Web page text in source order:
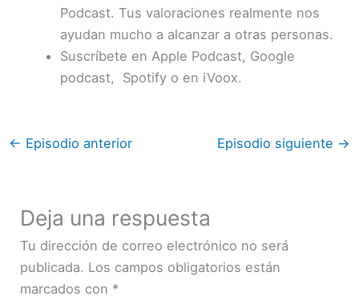
Podcast. Tus valoraciones realmente nos
ayudan mucho a alcanzar a otras personas.
Suscríbete en Apple Podcast, Google
podcast, Spotify o en iVoox.
← Episodio anterior Episodio siguiente →
Deja una respuesta
Tu dirección de correo electrónico no será
publicada. Los campos obligatorios están
marcados con *